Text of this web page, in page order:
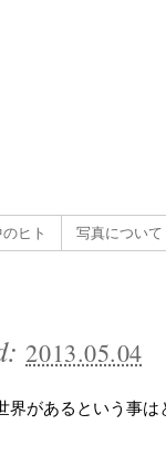
ヒト 写真について
2013.05.04
界があるという事